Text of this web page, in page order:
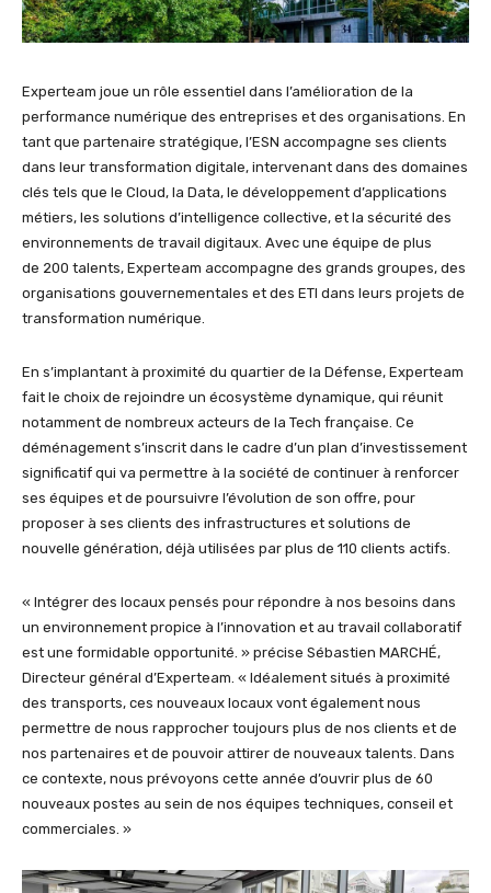
Experteam joue un rôle essentiel dans l’amélioration de la
performance numérique des entreprises et des organisations. En
tant que partenaire stratégique, l’ESN accompagne ses clients
dans leur transformation digitale, intervenant dans des domaines
clés tels que le Cloud, la Data, le développement d’applications
métiers, les solutions d’intelligence collective, et la sécurité des
environnements de travail digitaux. Avec une équipe de plus
de 200 talents, Experteam accompagne des grands groupes, des
organisations gouvernementales et des ETI dans leurs projets de
transformation numérique.
En s’implantant à proximité du quartier de la Défense, Experteam
fait le choix de rejoindre un écosystème dynamique, qui réunit
notamment de nombreux acteurs de la Tech française. Ce
déménagement s’inscrit dans le cadre d’un plan d’investissement
significatif qui va permettre à la société de continuer à renforcer
ses équipes et de poursuivre l’évolution de son offre, pour
proposer à ses clients des infrastructures et solutions de
nouvelle génération, déjà utilisées par plus de 110 clients actifs.
« Intégrer des locaux pensés pour répondre à nos besoins dans
un environnement propice à l’innovation et au travail collaboratif
est une formidable opportunité. » précise Sébastien MARCHÉ,
Directeur général d’Experteam. « Idéalement situés à proximité
des transports, ces nouveaux locaux vont également nous
permettre de nous rapprocher toujours plus de nos clients et de
nos partenaires et de pouvoir attirer de nouveaux talents. Dans
ce contexte, nous prévoyons cette année d’ouvrir plus de 60
nouveaux postes au sein de nos équipes techniques, conseil et
commerciales. »